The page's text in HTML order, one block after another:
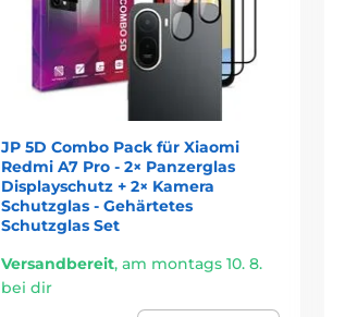
JP 5D Combo Pack für Xiaomi
Redmi A7 Pro - 2× Panzerglas
Displayschutz + 2× Kamera
Schutzglas - Gehärtetes
Schutzglas Set
Versandbereit, am montags 10. 8.
bei dir